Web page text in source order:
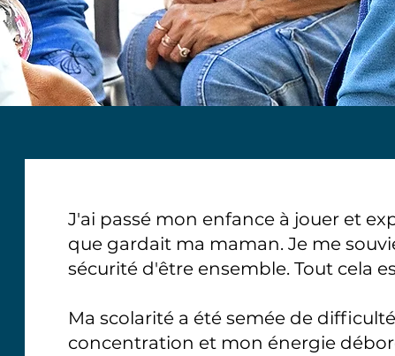
J'ai passé mon enfance à jouer et
que gardait ma maman. ​Je me
sécurité d'être ensemble. Tout cela
Ma scolarité a été semée de
concentration et mon énergie